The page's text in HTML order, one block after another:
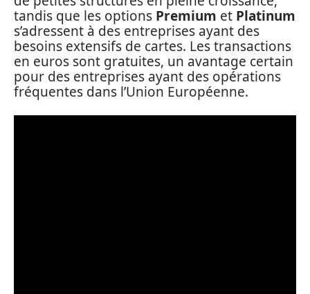
tandis que les options Premium et Platinum
s’adressent à des entreprises ayant des
besoins extensifs de cartes. Les transactions
en euros sont gratuites, un avantage certain
pour des entreprises ayant des opérations
fréquentes dans l’Union Européenne.